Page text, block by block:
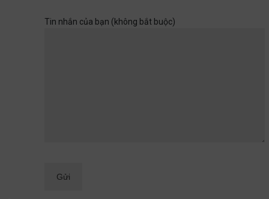
Tin nhắn của bạn (không bắt buộc)